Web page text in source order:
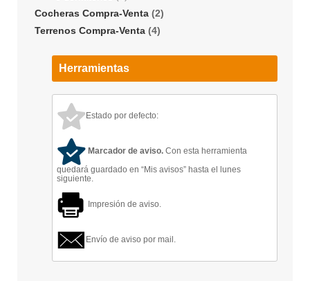
Cocheras Compra-Venta (2)
Terrenos Compra-Venta (4)
Herramientas
Estado por defecto:
Marcador de aviso. Con esta herramienta
quedará guardado en “Mis avisos” hasta el lunes
siguiente.
Impresión de aviso.
Envío de aviso por mail.